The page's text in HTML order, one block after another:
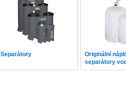
Separátory
Originální
separátory